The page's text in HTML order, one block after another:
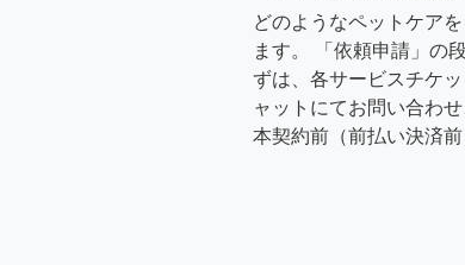
どのようなペットケア
ます。 「依頼申請」の
ずは、各サービスチケ
ャットにてお問い合わ
本契約前（前払い決済